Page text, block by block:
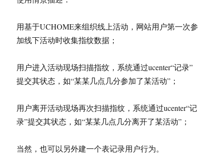
用基于UCHOME来组织线上活动，网站用户第一次参
加线下活动时收集指纹数据；
用户进入活动现场扫描指纹，系统通过ucenter“记录”
提交其状态，如“某某几点几分参加了某活动”；
用户离开活动现场再次扫描指纹，系统通过ucenter“记
录”提交其状态，如“某某几点几分离开了某活动”；
当然，也可以另外建一个表记录用户行为。